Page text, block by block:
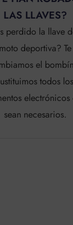
AVERÍAS
MECÁNICAS
Reparamos las averías
de tu
los primeros
y si el
no se debe a una falta